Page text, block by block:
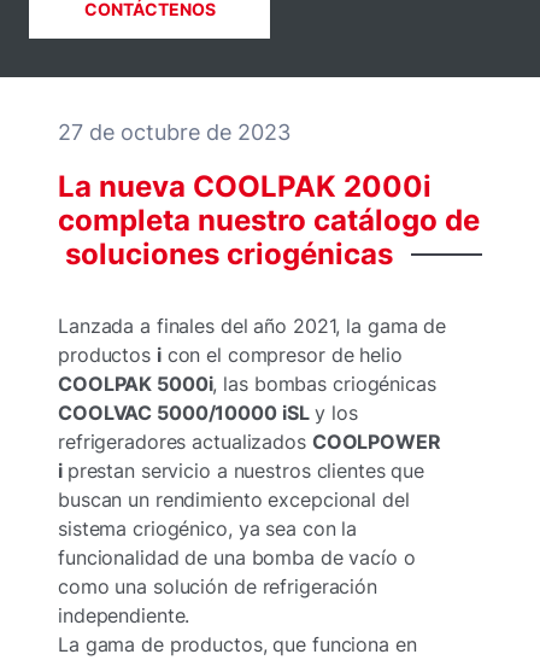
CONTÁCTENOS
27 de octubre de 2023
La nueva COOLPAK 2000i
completa nuestro catálogo de
soluciones criogénicas
Lanzada a finales del año 2021, la gama de
productos icon el compresor de helio
COOLPAK 5000i, las bombas criogénicas
COOLVAC 5000/10000 iSLy los
refrigeradores actualizados COOLPOWER
i prestan servicio a nuestros clientes que
buscan un rendimiento excepcional del
sistema criogénico, ya sea con la
funcionalidad de una bomba de vacío o
como una solución de refrigeración
independiente.
La gama de productos, que funciona en